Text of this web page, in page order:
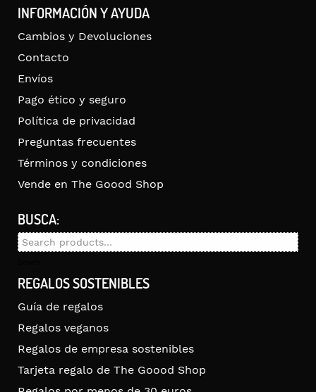
INFORMACIÓN Y AYUDA
Cambios y Devoluciones
Contacto
Envíos
Pago ético y seguro
Política de privacidad
Preguntas frecuentes
Términos y condiciones
Vende en The Goood Shop
BUSCA:
Search
REGALOS SOSTENIBLES
Guía de regalos
Regalos veganos
Regalos de empresa sostenibles
Tarjeta regalo de The Goood Shop